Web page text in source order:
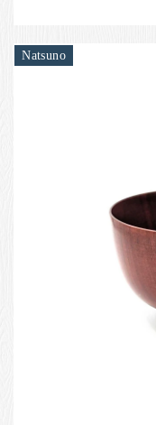
Natsuno